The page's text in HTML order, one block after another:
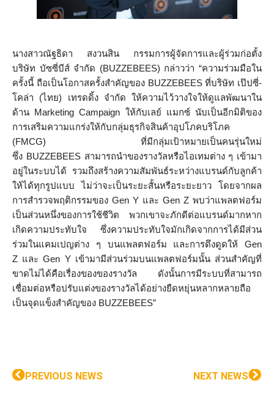
นางสาวณัฐธิดา สงวนสิน กรรมการผู้จัดการและผู้ร่วมก่อตั้ง
บริษัท บัซซี่บีส์ จำกัด (BUZZEBEES) กล่าวว่า “ความร่วมมือใน
ครั้งนี้ ถือเป็นโอกาสครั้งสำคัญของ BUZZEBEES ที่บริษัท เป๊ปซี่-
โคล่า (ไทย) เทรดดิ้ง จำกัด ให้ความไว้วางใจให้ดูแลพัฒนาใน
ด้าน Marketing Campaign ให้กับเลย์ แมกซ์ นับเป็นอีกมิติของ
การเสริมความแกร่งให้กับกลุ่มธุรกิจสินค้าอุปโภคบริโภค
(FMCG) ที่มีกลุ่มเป้าหมายเป็นคนรุ่นใหม่
ซึ่ง BUZZEBEES สามารถนำของรางวัลหรือไอเทมต่าง ๆ เข้ามา
อยู่ในระบบได้ รวมถึงสร้างความสัมพันธ์ระหว่างแบรนด์กับลูกค้า
ให้ได้ทุกรูปแบบ ไม่ว่าจะเป็นระยะสั้นหรือระยะยาว โดยจากผล
การสำรวจพฤติกรรมของ Gen Y และ Gen Z พบว่าแพลตฟอร์ม
เป็นส่วนหนึ่งของการใช้ชีวิต พวกเขาจะภักดีต่อแบรนด์มากหาก
เกิดความประทับใจ ซึ่งความประทับใจมักเกิดจากการได้มีส่วน
ร่วมในแคมเปญต่าง ๆ บนแพลตฟอร์ม และการดึงดูดให้ Gen
Z และ Gen Y เข้ามามีส่วนร่วมบนแพลตฟอร์มนั้น ส่วนสำคัญที่
ขาดไม่ได้คือเรื่องของของรางวัล ดังนั้นการมีระบบที่สามารถ
เชื่อมต่อหรือปรับแต่งของรางวัลได้อย่างยืดหยุ่นหลากหลายถือ
เป็นจุดแข็งสำคัญของ BUZZEBEES”
PREVIOUS NEWS NEXT NEWS